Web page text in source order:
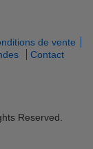
de vente
Contact
Reserved.